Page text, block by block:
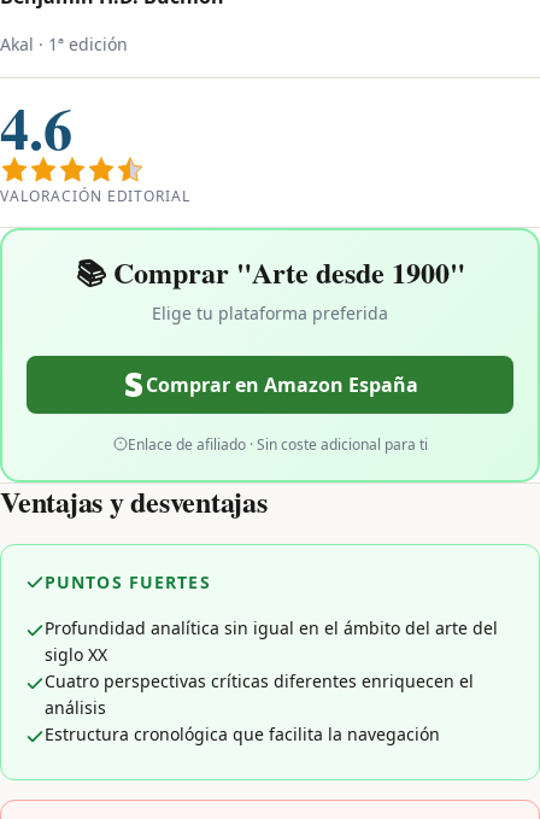
Akal · 1ª edición
4.6
VALORACIÓN EDITORIAL
📚 Comprar "Arte desde 1900"
Elige tu plataforma preferida
Comprar en Amazon España
Enlace de afiliado · Sin coste adicional para ti
Ventajas y desventajas
PUNTOS FUERTES
Profundidad analítica sin igual en el ámbito del arte del
siglo XX
Cuatro perspectivas críticas diferentes enriquecen el
análisis
Estructura cronológica que facilita la navegación